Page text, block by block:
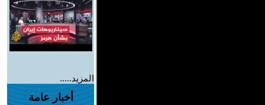
المزيد.....
أخبار عامة